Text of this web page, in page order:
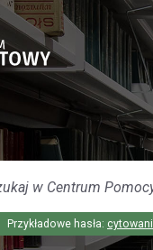
Przykładowe hasła: